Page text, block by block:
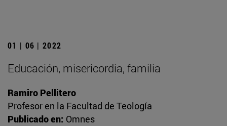
01 | 06 | 2022
Educación, misericordia, familia
Ramiro Pellitero
Profesor en la Facultad de Teología
Publicado en: Omnes